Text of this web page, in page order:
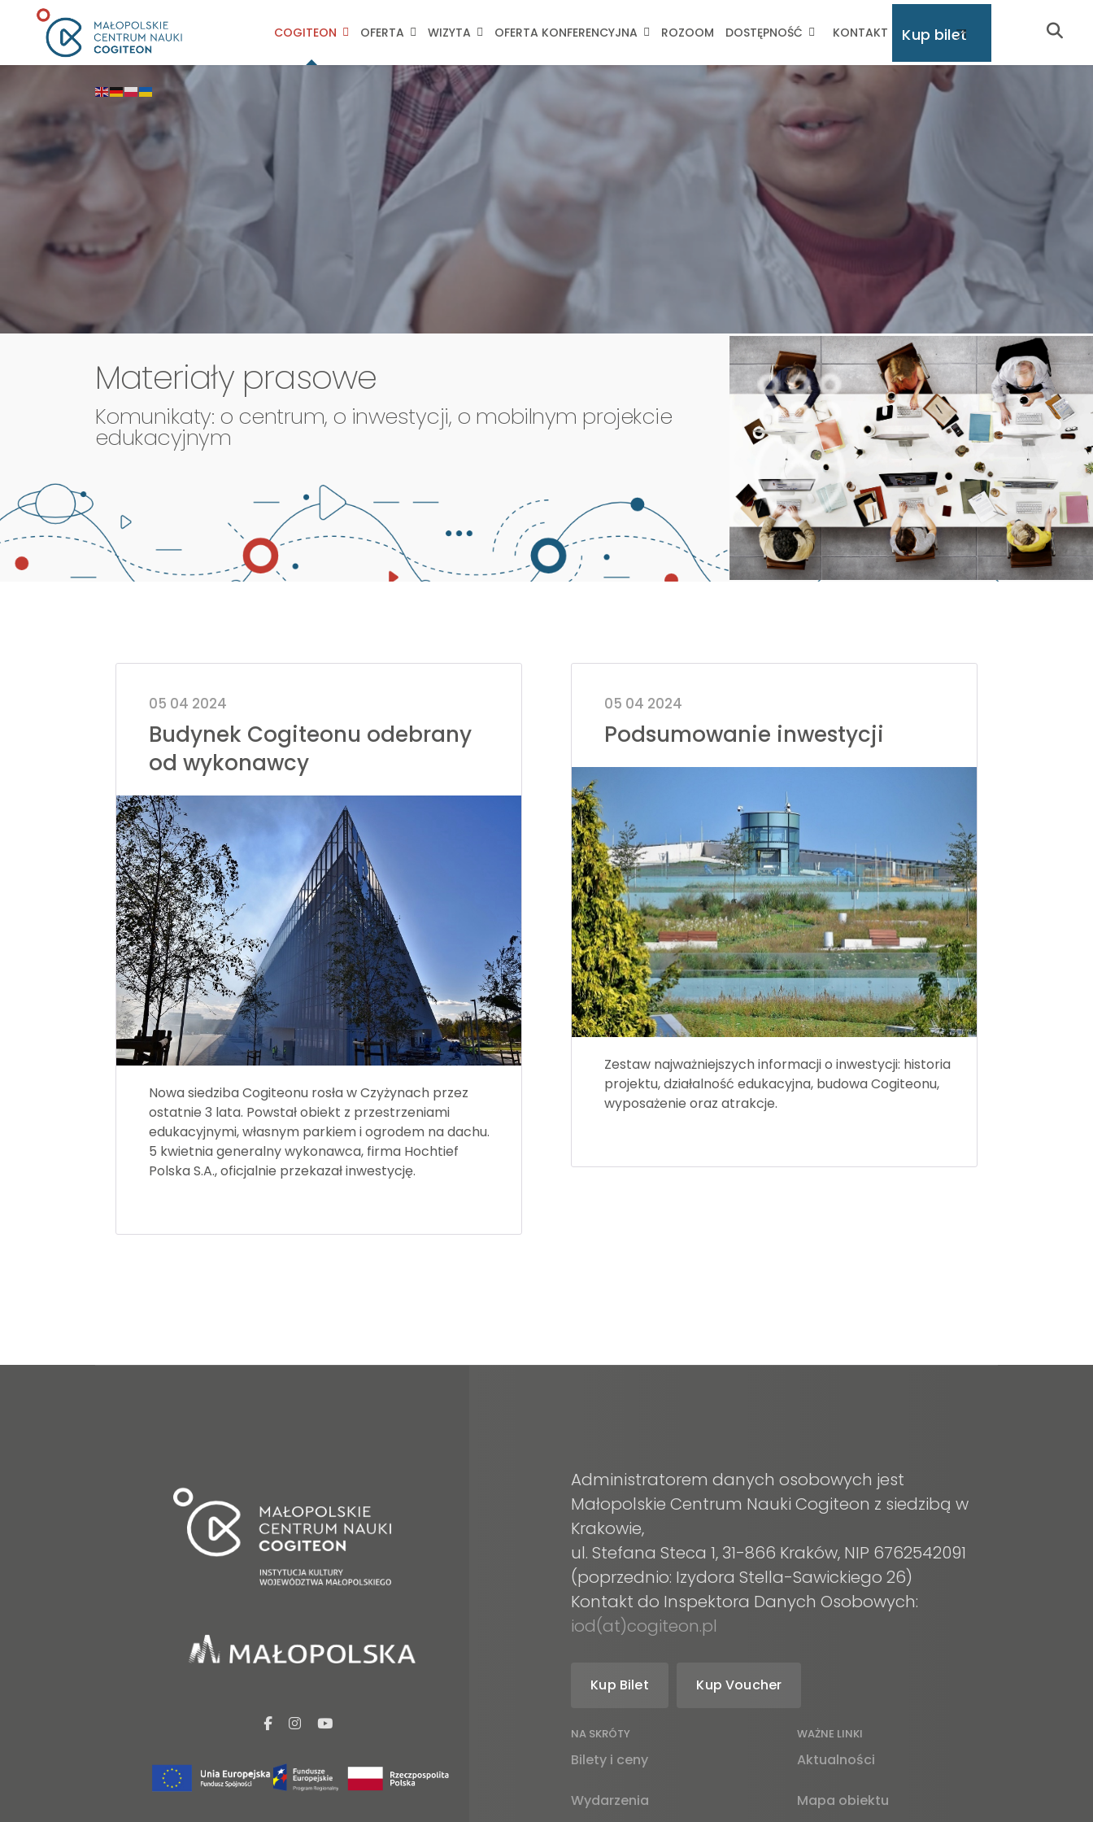
COGITEON OFERTA WIZYTA OFERTA KONFERENCYJNA ROZOOM DOSTĘPNOŚĆ KONTAKT Kup bilet
Materiały prasowe
Komunikaty: o centrum, o inwestycji, o mobilnym projekcie
edukacyjnym
05 04 2024
Budynek Cogiteonu odebrany
od wykonawcy
Nowa siedziba Cogiteonu rosła w Czyżynach przez
ostatnie 3 lata. Powstał obiekt z przestrzeniami
edukacyjnymi, własnym parkiem i ogrodem na dachu.
5 kwietnia generalny wykonawca, firma Hochtief
Polska S.A., oficjalnie przekazał inwestycję.
05 04 2024
Podsumowanie inwestycji
Zestaw najważniejszych informacji o inwestycji: historia
projektu, działalność edukacyjna, budowa Cogiteonu,
wyposażenie oraz atrakcje.
facebook
Instagram
Youtube
Administratorem danych osobowych jest
Małopolskie Centrum Nauki Cogiteon z siedzibą w
Krakowie,
ul. Stefana Steca 1, 31-866 Kraków, NIP 6762542091
(poprzednio: Izydora Stella-Sawickiego 26)
Kontakt do Inspektora Danych Osobowych:
iod(at)cogiteon.pl
Kup Bilet Kup Voucher
NA SKRÓTY
Bilety i ceny
Wydarzenia
WAŻNE LINKI
Aktualności
Mapa obiektu